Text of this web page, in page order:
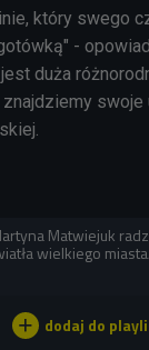
który swego
-
duża
znajdziemy
Matwiejuk
wielkiego